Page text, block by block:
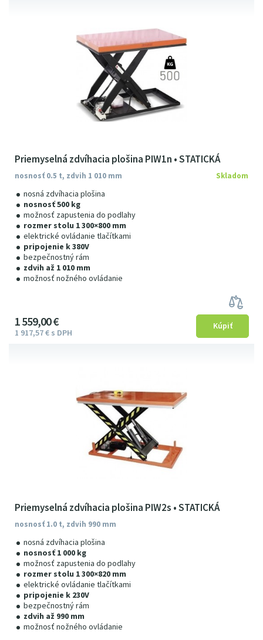
Priemyselná zdvíhacia plošina PIW1n • STATICKÁ
nosnosť 0.5 t, zdvih 1 010 mm
nosná zdvíhacia plošina
nosnosť 500 kg
možnosť zapustenia do podlahy
rozmer stolu 1 300×800 mm
elektrické ovládanie tlačítkami
pripojenie k 380V
bezpečnostný rám
zdvih až 1 010 mm
možnosť nožného ovládanie
Skladom
1559 00€
1 917 57€ s DPH
Priemyselná zdvíhacia plošina PIW2s • STATICKÁ
nosnosť 1.0 t, zdvih 990 mm
nosná zdvíhacia plošina
nosnosť 1 000 kg
možnosť zapustenia do podlahy
rozmer stolu 1 300×820 mm
elektrické ovládanie tlačítkami
pripojenie k 230V
bezpečnostný rám
zdvih až 990 mm
možnosť nožného ovládanie